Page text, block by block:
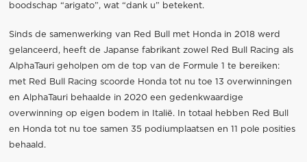
boodschap “arigato”, wat “dank u” betekent.
Sinds de samenwerking van Red Bull met Honda in 2018 werd
gelanceerd, heeft de Japanse fabrikant zowel Red Bull Racing als
AlphaTauri geholpen om de top van de Formule 1 te bereiken:
met Red Bull Racing scoorde Honda tot nu toe 13 overwinningen
en AlphaTauri behaalde in 2020 een gedenkwaardige
overwinning op eigen bodem in Italië. In totaal hebben Red Bull
en Honda tot nu toe samen 35 podiumplaatsen en 11 pole posities
behaald.